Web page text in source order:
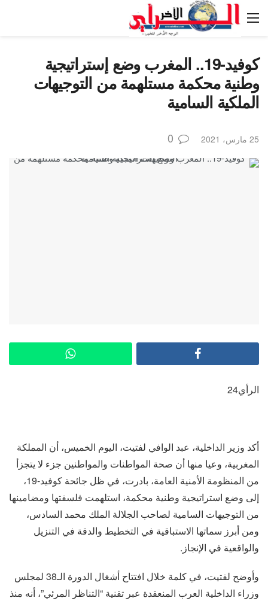
كوفيد-19.. المغرب وضع إستراتيجية
وطنية محكمة مستلهمة من التوجيهات
الملكية السامية
25 مارس، 2021 0
الرأي24
أكد وزير الداخلية، عبد الوافي لفتيت، اليوم الخميس، أن المملكة
المغربية، وعيا منها أن صحة المواطنات والمواطنين جزء لا يتجزأ
من المنظومة الأمنية العامة، بادرت، في ظل جائحة كوفيد-19،
إلى وضع استراتيجية وطنية محكمة، استلهمت فلسفتها ومضامينها
من التوجيهات السامية لصاحب الجلالة الملك محمد السادس،
ومن أبرز سماتها الاستباقية في التخطيط والدقة في التنزيل
والواقعية في الإنجاز.
وأوضح لفتيت، في كلمة خلال افتتاح أشغال الدورة الـ38 لمجلس
وزراء الداخلية العرب المنعقدة عبر تقنية “التناظر المرئي”، أنه منذ